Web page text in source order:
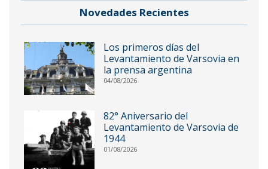
Novedades Recientes
Los primeros días del
Levantamiento de Varsovia en
la prensa argentina
04/08/2026
82° Aniversario del
Levantamiento de Varsovia de
1944
01/08/2026